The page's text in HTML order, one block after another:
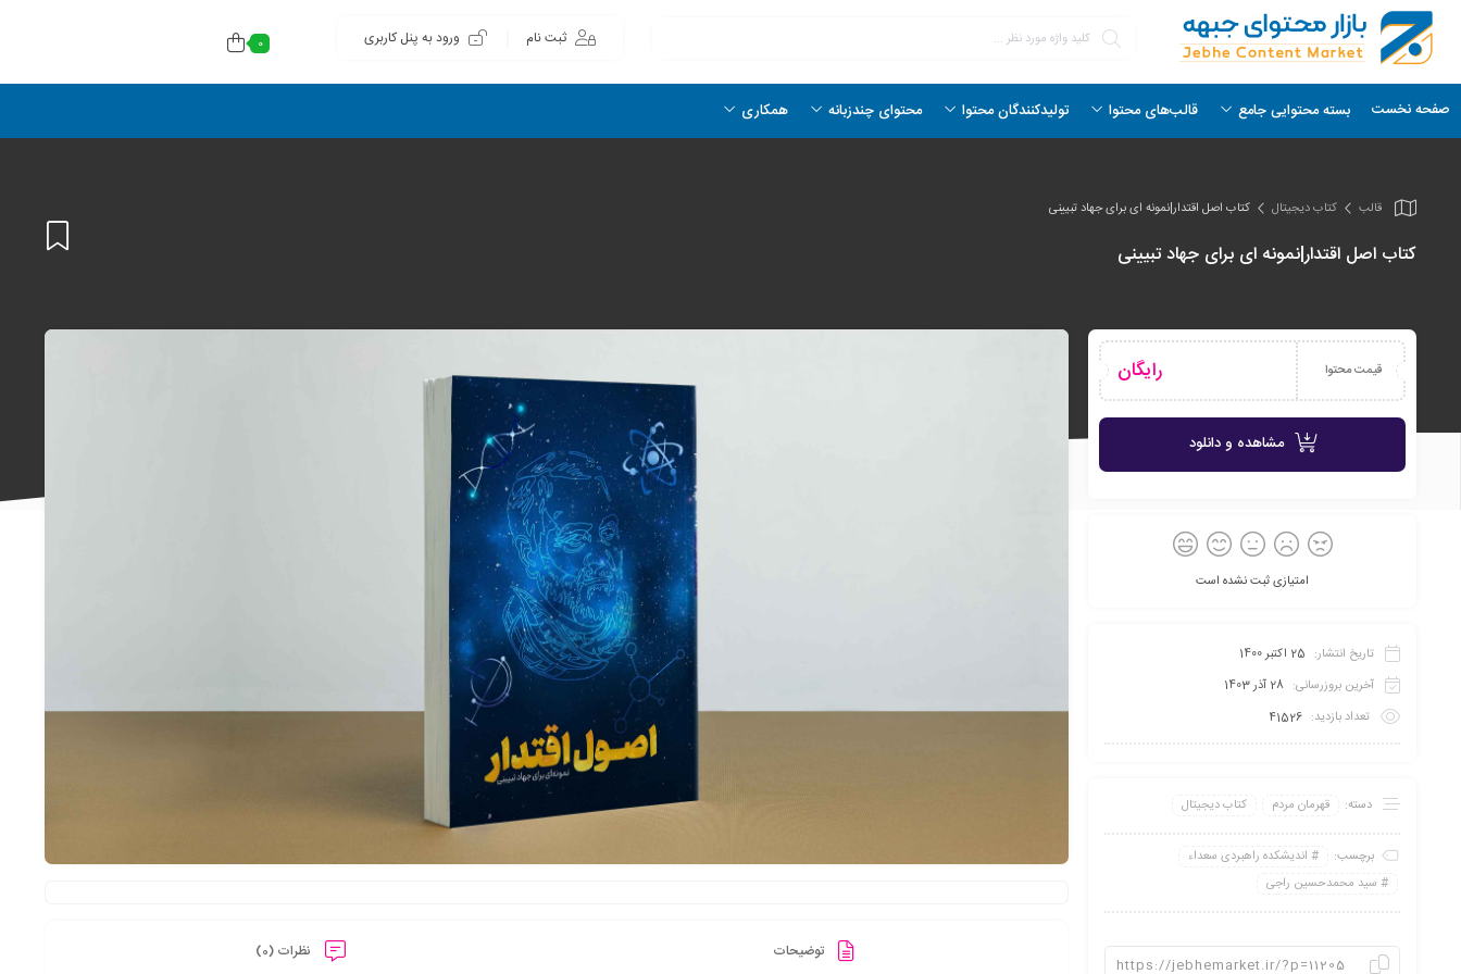
ثبت نام ورود به پنل کاربری 0
صفحه نخست بسته محتوایی جامع قالب‌های محتوا تولیدکنندگان محتوا محتوای چندزبانه همکاری
قالب کتاب دیجیتال کتاب اصل اقتدار|نمونه ای برای جهاد تبیینی
کتاب اصل اقتدار|نمونه ای برای جهاد تبیینی
مندی
توضیحات نظرات (0)
قیمت محتوا رایگان
مشاهده و دانلود
امتیازی ثبت نشده است
تاریخ انتشار: 25 اکتبر 1400
آخرین بروزرسانی: 28 آذر 1403
تعداد بازدید: 41526
دسته: قهرمان مردم کتاب دیجیتال
برچسب:
اندیشکده راهبردی سعداء
سید محمدحسین راجی